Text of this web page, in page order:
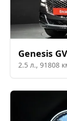
Genesis
2.5 л., 91808